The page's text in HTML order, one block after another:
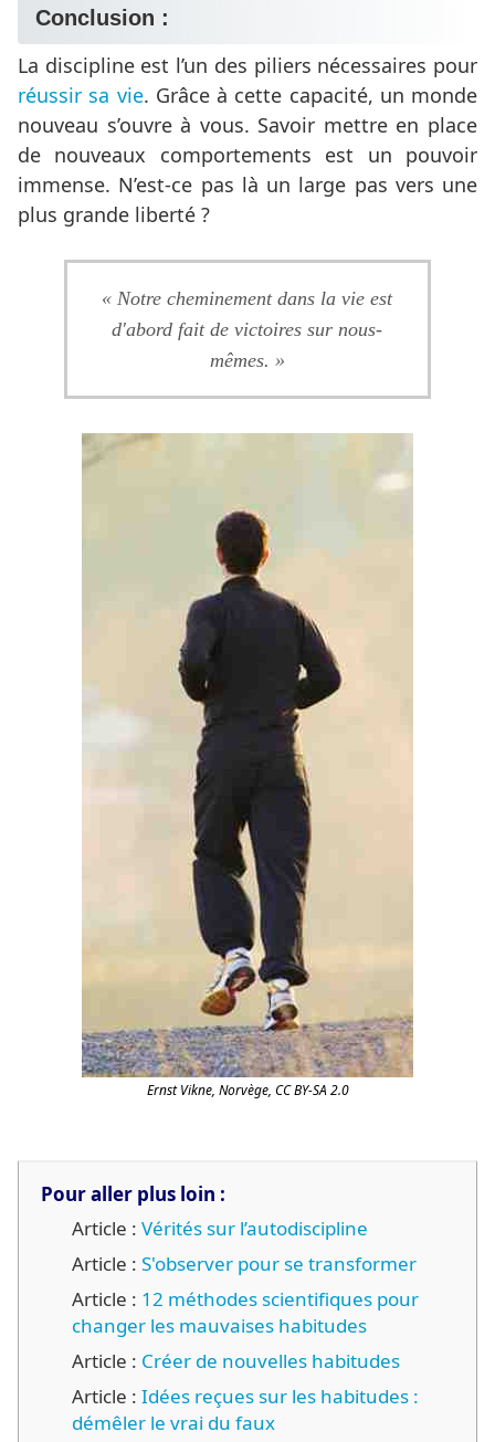
Conclusion :
La discipline est l’un des piliers nécessaires pour
réussir sa vie. Grâce à cette capacité, un monde
nouveau s’ouvre à vous. Savoir mettre en place
de nouveaux comportements est un pouvoir
immense. N’est-ce pas là un large pas vers une
plus grande liberté ?
« Notre cheminement dans la vie est
d'abord fait de victoires sur nous-
mêmes. »
Ernst Vikne, Norvège, CC BY-SA 2.0
Pour aller plus loin :
Article : Vérités sur l’autodiscipline
Article : S'observer pour se transformer
Article : 12 méthodes scientifiques pour
changer les mauvaises habitudes
Article : Créer de nouvelles habitudes
Article : Idées reçues sur les habitudes :
démêler le vrai du faux